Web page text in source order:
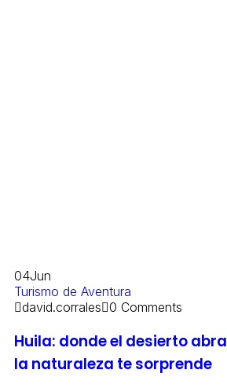
04Jun
Turismo de Aventura
david.corrales 0 Comments
Huila: donde el desierto
la naturaleza te sorprende